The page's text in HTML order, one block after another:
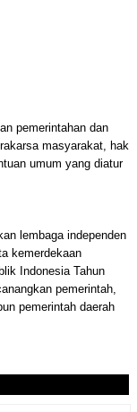
pemerintahan dan
masyarakat, hak
umum yang diatur
lembaga independen
kemerdekaan
Indonesia Tahun
pemerintah,
pemerintah daerah